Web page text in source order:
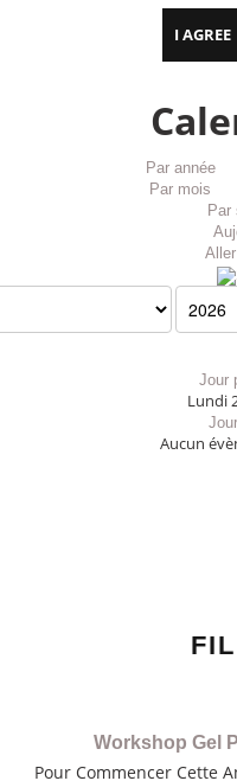
I AGREE
Par année
Par mois
Par
Jour
Lundi
Aucun
Workshop Gel
Pour Commencer Cette